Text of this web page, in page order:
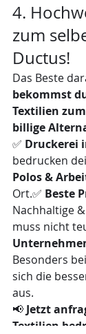
4.
zum
Ductus!
Das Beste
bekommst
Textilien
billige
✅ Druckerei
bedrucken
Polos &
Ort.✅ Beste
Nachhaltige
muss nicht
Besonders bei
sich die
aus.
📢 Jetzt
Textilien